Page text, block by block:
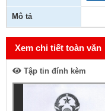
Mô tả
Xem chi tiết toàn văn
Tập tin đính kèm